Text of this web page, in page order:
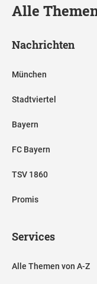
Alle
Nachrichten
München
Stadtviertel
Bayern
FC Bayern
TSV 1860
Promis
Services
Alle Themen von A-Z